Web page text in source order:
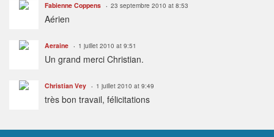
Fabienne Coppens 23 septembre 2010 at 8:53
Aérien
Aeraine 1 juillet 2010 at 9:51
Un grand merci Christian.
Christian Vey 1 juillet 2010 at 9:49
très bon travail, félicitations